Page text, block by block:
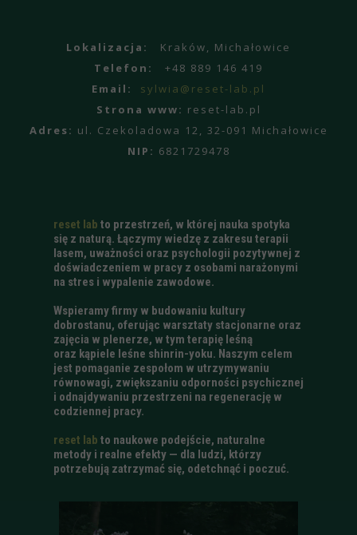
Lokalizacja:
Kraków, Michałowice
Telefon:
+48 889 146 419
Email:
sylwia@reset-lab.pl
Strona www: reset-lab.pl
Adres: ul. Czekoladowa 12, 32-091 Michałowice
NIP: 6821729478
reset lab to przestrzeń, w której nauka spotyka
się z naturą. Łączymy wiedzę z zakresu terapii
lasem, uważności oraz psychologii pozytywnej z
doświadczeniem w pracy z osobami narażonymi
na stres i wypalenie zawodowe.
Wspieramy firmy w budowaniu kultury
dobrostanu, oferując warsztaty stacjonarne oraz
zajęcia w plenerze, w tym terapię leśną
oraz kąpiele leśne shinrin-yoku. Naszym celem
jest pomaganie zespołom w utrzymywaniu
równowagi, zwiększaniu odporności psychicznej
i odnajdywaniu przestrzeni na regenerację w
codziennej pracy.
reset lab to naukowe podejście, naturalne
metody i realne efekty — dla ludzi, którzy
potrzebują zatrzymać się, odetchnąć i poczuć.